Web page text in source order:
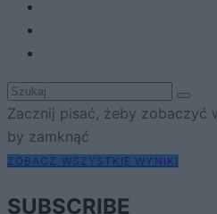
Zacznij pisać, żeby zobaczyć
by zamknąć
ZOBACZ WSZYSTKIE WYNIKI
SUBSCRIBE